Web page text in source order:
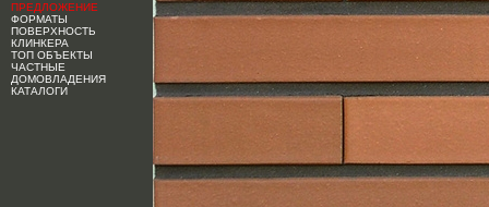
ПРЕДЛОЖЕНИЕ
ФОРМАТЫ
ПОВЕРХНОСТЬ
КЛИНКЕРА
ТОП ОБЪЕКТЫ
ЧАСТНЫЕ
ДОМОВЛАДЕНИЯ
КАТАЛОГИ